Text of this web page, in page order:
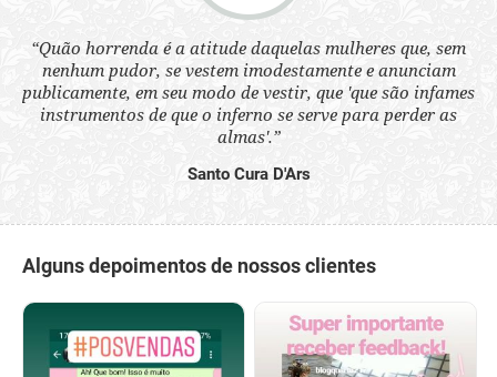
“Quão horrenda é a atitude daquelas mulheres que, sem
nenhum pudor, se vestem imodestamente e anunciam
publicamente, em seu modo de vestir, que 'que são infames
instrumentos de que o inferno se serve para perder as
almas'.”
Santo Cura D'Ars
Alguns depoimentos de nossos clientes